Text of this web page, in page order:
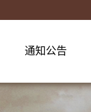
通知公告